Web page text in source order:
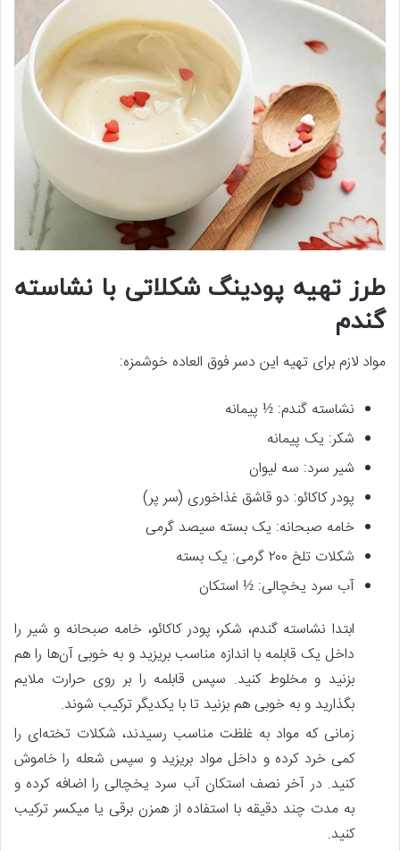
طرز تهیه پودینگ شکلاتی با نشاسته
گندم
مواد لازم برای تهیه این دسر فوق العاده خوشمزه:
نشاسته گندم: ½ پیمانه
شکر: یک پیمانه
شیر سرد: سه لیوان
پودر کاکائو: دو قاشق غذاخوری (سر پر)
خامه صبحانه: یک بسته سیصد گرمی
شکلات تلخ ۲۰۰ گرمی: یک بسته
آب سرد یخچالی: ½ استکان
ابتدا نشاسته گندم، شکر، پودر کاکائو، خامه صبحانه و شیر را
داخل یک قابلمه با اندازه مناسب بریزید و به خوبی آن‌ها را هم
بزنید و مخلوط کنید. سپس قابلمه را بر روی حرارت ملایم
بگذارید و به خوبی هم بزنید تا با یکدیگر ترکیب شوند.
زمانی که مواد به غلظت مناسب رسیدند، شکلات تخته‌ای را
کمی خرد کرده و داخل مواد بریزید و سپس شعله را خاموش
کنید. در آخر نصف استکان آب سرد یخچالی را اضافه کرده و
به مدت چند دقیقه با استفاده از همزن برقی یا میکسر ترکیب
کنید.